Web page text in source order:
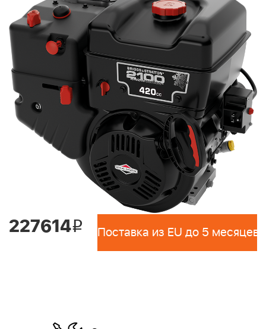
227614i Поставка из EU до 5 месяцев